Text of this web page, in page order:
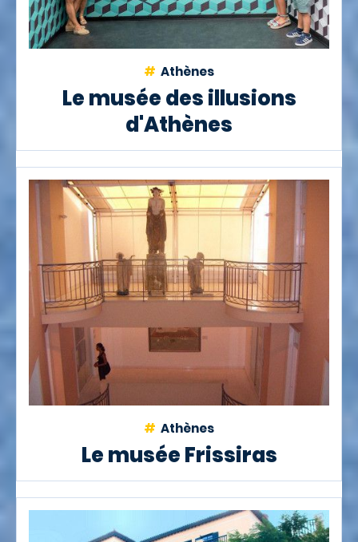
Athènes
Le musée des illusions
d'Athènes
Athènes
Le musée Frissiras